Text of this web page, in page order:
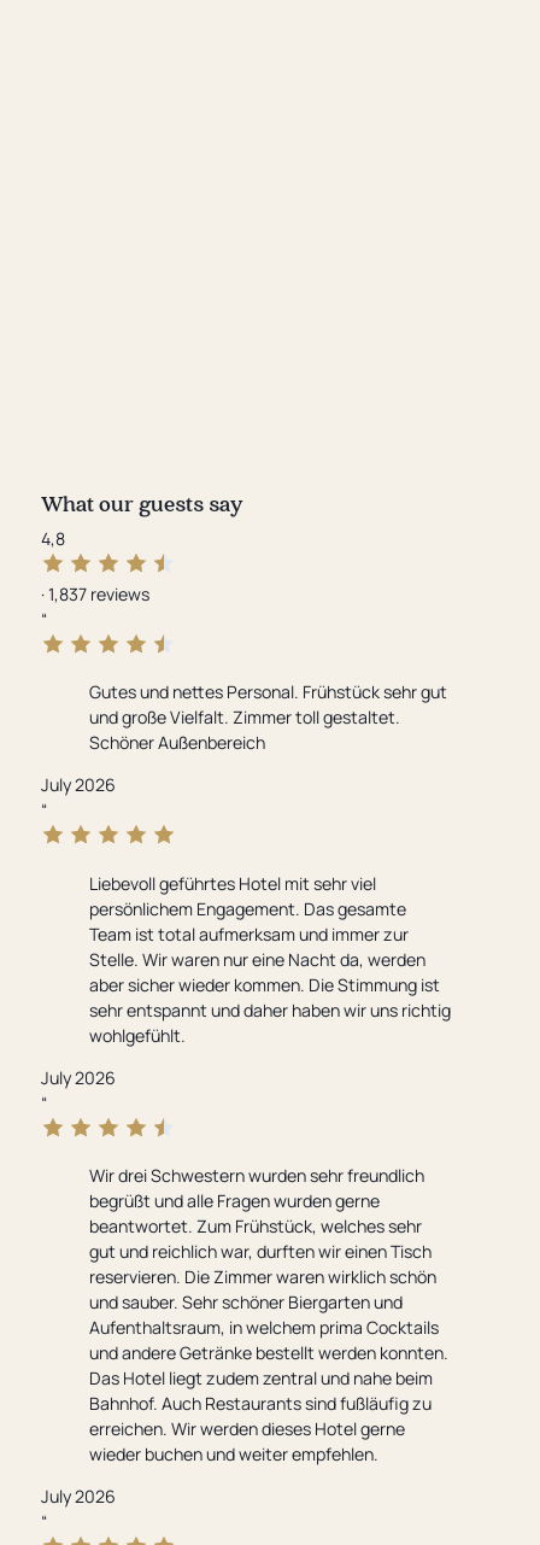
What our guests say
4,8
·1,837 reviews
Rating:
4,8
1,837
reviews
“
Gutes und nettes Personal. Frühstück sehr gut
und große Vielfalt. Zimmer toll gestaltet.
Schöner Außenbereich
July 2026
“
Liebevoll geführtes Hotel mit sehr viel
persönlichem Engagement. Das gesamte
Team ist total aufmerksam und immer zur
Stelle. Wir waren nur eine Nacht da, werden
aber sicher wieder kommen. Die Stimmung ist
sehr entspannt und daher haben wir uns richtig
wohlgefühlt.
July 2026
“
Wir drei Schwestern wurden sehr freundlich
begrüßt und alle Fragen wurden gerne
beantwortet. Zum Frühstück, welches sehr
gut und reichlich war, durften wir einen Tisch
reservieren. Die Zimmer waren wirklich schön
und sauber. Sehr schöner Biergarten und
Aufenthaltsraum, in welchem prima Cocktails
und andere Getränke bestellt werden konnten.
Das Hotel liegt zudem zentral und nahe beim
Bahnhof. Auch Restaurants sind fußläufig zu
erreichen. Wir werden dieses Hotel gerne
wieder buchen und weiter empfehlen.
July 2026
“